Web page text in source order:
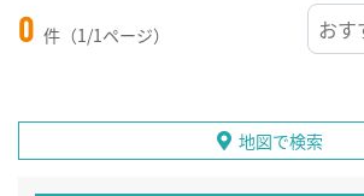
0 件（1/1ページ）
地図で検索